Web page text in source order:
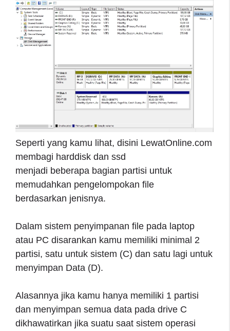
Seperti yang kamu lihat, disini LewatOnline.com
membagi harddisk dan ssd
menjadi beberapa bagian partisi untuk
memudahkan pengelompokan file
berdasarkan jenisnya.
Dalam sistem penyimpanan file pada laptop
atau PC disarankan kamu memiliki minimal 2
partisi, satu untuk sistem (C) dan satu lagi untuk
menyimpan Data (D).
Alasannya jika kamu hanya memiliki 1 partisi
dan menyimpan semua data pada drive C
dikhawatirkan jika suatu saat sistem operasi